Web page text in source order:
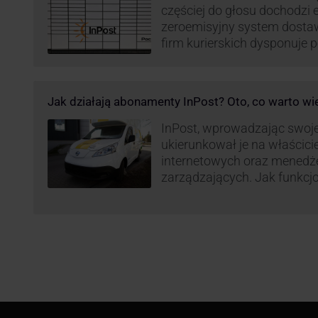
częściej do głosu dochodzi
zeroemisyjny system
firm kurierskich dysponuje
postanowił wprowadzić
wzbudziło ogromny
Jak działają abonamenty InPost? Oto, co warto
InPost, wprowadzając
ukierunkował je na
internetowych oraz
zarządzających. Jak